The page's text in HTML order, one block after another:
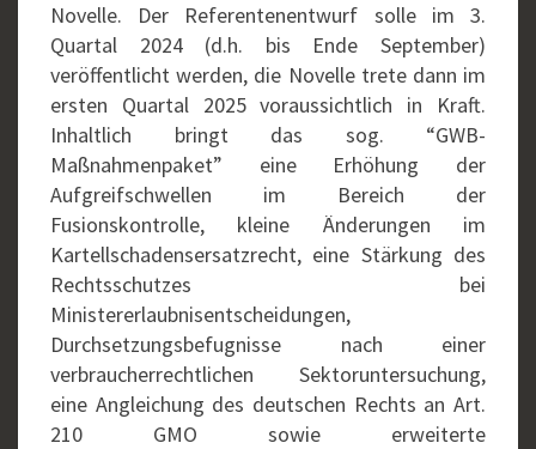
Novelle. Der Referentenentwurf solle im 3.
Quartal 2024 (d.h. bis Ende September)
veröffentlicht werden, die Novelle trete dann im
ersten Quartal 2025 voraussichtlich in Kraft.
Inhaltlich bringt das sog. “GWB-
Maßnahmenpaket” eine Erhöhung der
Aufgreifschwellen im Bereich der
Fusionskontrolle, kleine Änderungen im
Kartellschadensersatzrecht, eine Stärkung des
Rechtsschutzes bei
Ministererlaubnisentscheidungen,
Durchsetzungsbefugnisse nach einer
verbraucherrechtlichen Sektoruntersuchung,
eine Angleichung des deutschen Rechts an Art.
210 GMO sowie erweiterte